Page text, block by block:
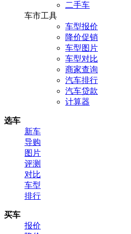
二手车
车市工具
车型报价
降价促销
车型图片
车型对比
商家查询
汽车排行
汽车贷款
计算器
选车
新车
导购
图片
评测
对比
车型
排行
买车
报价